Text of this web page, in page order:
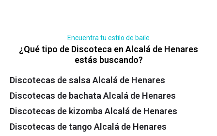
Encuentra tu estilo de baile
¿Qué tipo de Discoteca en Alcalá de Henares
estás buscando?
Discotecas de salsa Alcalá de Henares
Discotecas de bachata Alcalá de Henares
Discotecas de kizomba Alcalá de Henares
Discotecas de tango Alcalá de Henares